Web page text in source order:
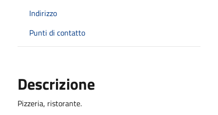
Indirizzo
Punti di contatto
Descrizione
Pizzeria, ristorante.